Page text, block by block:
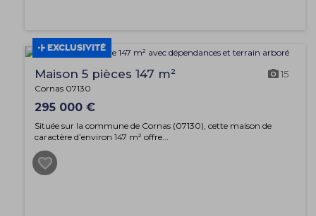
EXCLUSIVITÉ
Maison 5 pièces 147 m² 15
Cornas 07130
295 000 €
Située sur la commune de Cornas (07130), cette maison de
caractère d’environ 147 m² offre...